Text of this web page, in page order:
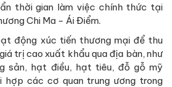
thời gian làm việc chính thức tại
Chi Ma - Ái Điểm.
động xúc tiến thương mại để thu
trị cao xuất khẩu qua địa bàn, như
sản, hạt điều, hạt tiêu, đỗ gỗ mỹ
hợp các cơ quan trung ương trong